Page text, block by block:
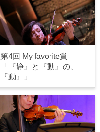
第4回 My favorite賞
「『静』と『動』の、
『動』」